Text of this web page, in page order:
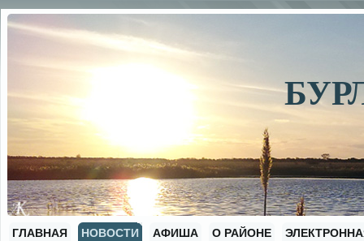
ГЛАВНАЯ НОВОСТИ АФИША О РАЙОНЕ